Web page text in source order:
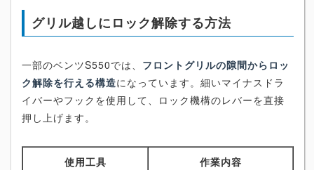
グリル越しにロック解除する方法
一部のベンツS550では、 フロントグリルの隙間からロッ
ク解除を行える構造になっています。細いマイナスドラ
イバーやフックを使用して、ロック機構のレバーを直接
押し上げます。
使用工具 作業内容